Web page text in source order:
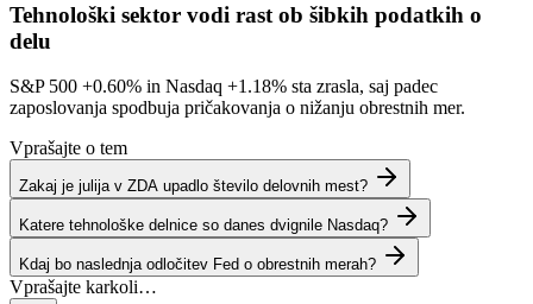
Tehnološki sektor vodi rast ob šibkih podatkih o
delu
S&P 500 +0.60% in Nasdaq +1.18% sta zrasla, saj padec
zaposlovanja spodbuja pričakovanja o nižanju obrestnih mer.
Vprašajte o tem
Zakaj je julija v ZDA upadlo število delovnih mest?
Katere tehnološke delnice so danes dvignile Nasdaq?
Kdaj bo naslednja odločitev Fed o obrestnih merah?